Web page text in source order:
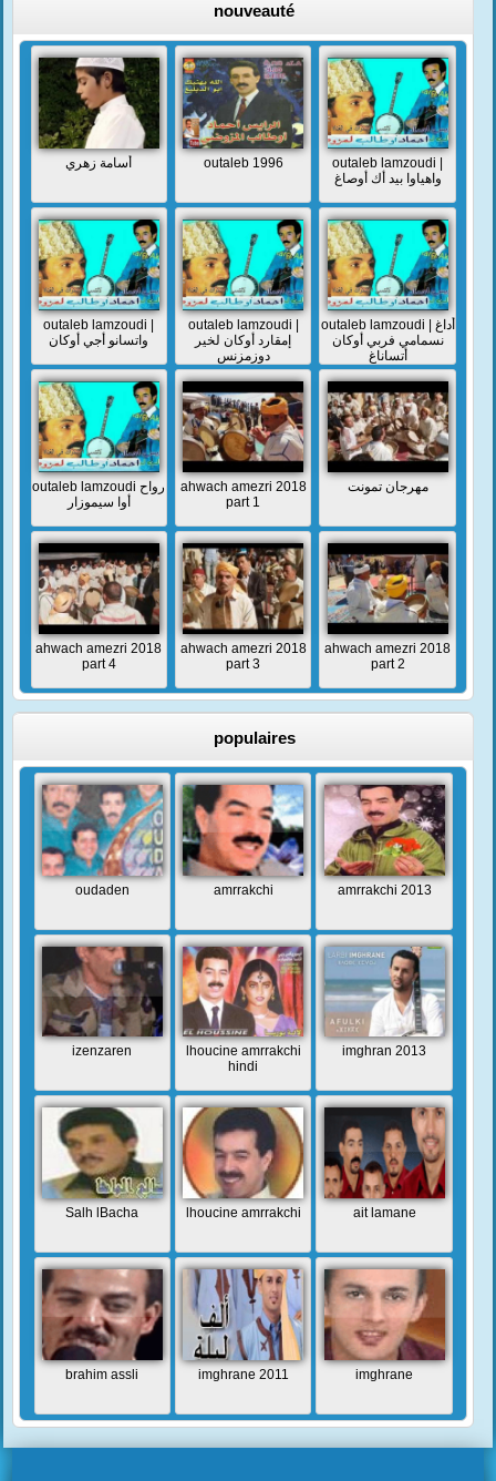
nouveauté
أسامة زهري outaleb 1996
outaleb lamzoudi |
واهياوا بيد أك أوصاغ
outaleb lamzoudi |
واتسانو أجي أوكان
outaleb lamzoudi |
إمقارد أوكان لخير
دوزمزنس
outaleb lamzoudi | أداغ
نسمامي فربي أوكان
أتساناغ
outaleb lamzoudi رواح
أوا سيموزار
ahwach amezri 2018
part 1
مهرجان تمونت
ahwach amezri 2018
part 4
ahwach amezri 2018
part 3
ahwach amezri 2018
part 2
populaires
oudaden amrrakchi amrrakchi 2013
izenzaren
lhoucine amrrakchi
hindi
imghran 2013
Salh lBacha lhoucine amrrakchi ait lamane
brahim assli imghrane 2011 imghrane